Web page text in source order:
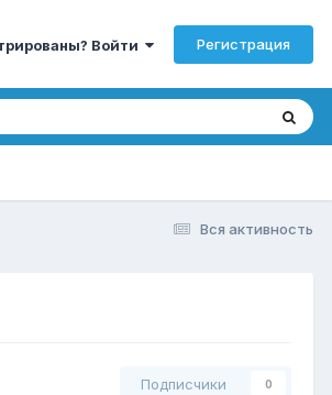
Войти Регистрация
Вся активность
Подписчики 0